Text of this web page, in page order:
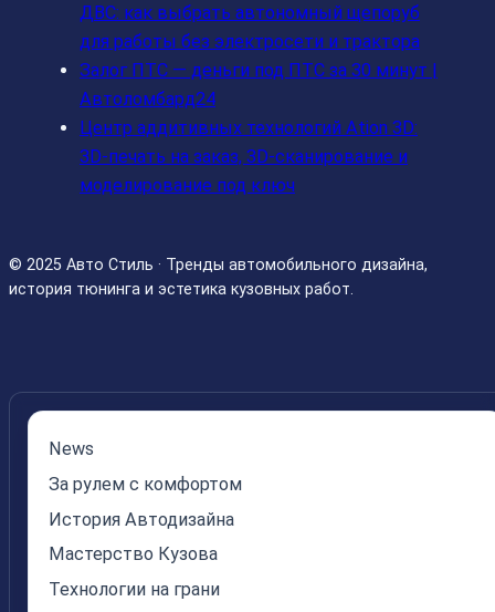
ДВС: как выбрать автономный щепоруб
для работы без электросети и трактора
Залог ПТС — деньги под ПТС за 30 минут |
Автоломбард24
Центр аддитивных технологий Ation 3D:
3D-печать на заказ, 3D-сканирование и
моделирование под ключ
© 2025 Авто Стиль · Тренды автомобильного дизайна,
история тюнинга и эстетика кузовных работ.
News
За рулем с комфортом
История Автодизайна
Мастерство Кузова
Технологии на грани